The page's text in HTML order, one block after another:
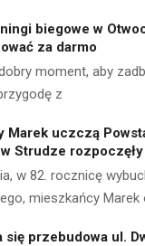
biegowe w
za darmo
moment, aby
z
Marek uczczą
w Strudze
w 82. rocznicę
mieszkańcy Marek
się przebudowa ul.